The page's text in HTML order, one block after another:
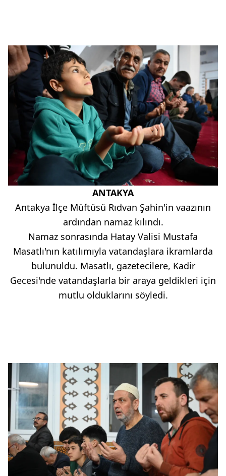
ANTAKYA
Antakya İlçe Müftüsü Rıdvan Şahin'in vaazının
ardından namaz kılındı.
Namaz sonrasında Hatay Valisi Mustafa
Masatlı'nın katılımıyla vatandaşlara ikramlarda
bulunuldu. Masatlı, gazetecilere, Kadir
Gecesi'nde vatandaşlarla bir araya geldikleri için
mutlu olduklarını söyledi.